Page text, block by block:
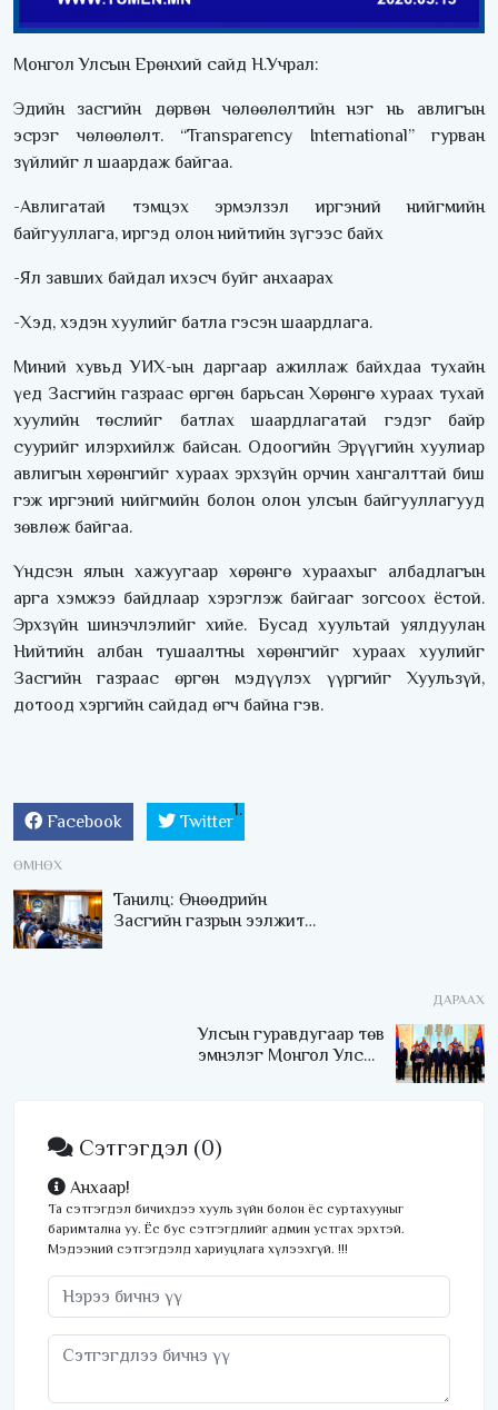
Монгол Улсын Ерөнхий сайд Н.Учрал:
Эдийн засгийн дөрвөн чөлөөлөлтийн нэг нь авлигын
эсрэг чөлөөлөлт. “Transparency International” гурван
зүйлийг л шаардаж байгаа.
-Авлигатай тэмцэх эрмэлзэл иргэний нийгмийн
байгууллага, иргэд олон нийтийн зүгээс байх
-Ял завших байдал ихэсч буйг анхаарах
-Хэд, хэдэн хуулийг батла гэсэн шаардлага.
Миний хувьд УИХ-ын даргаар ажиллаж байхдаа тухайн
үед Засгийн газраас өргөн барьсан Хөрөнгө хураах тухай
хуулийн төслийг батлах шаардлагатай гэдэг байр
суурийг илэрхийлж байсан. Одоогийн Эрүүгийн хуулиар
авлигын хөрөнгийг хураах эрхзүйн орчин хангалттай биш
гэж иргэний нийгмийн болон олон улсын байгууллагууд
зөвлөж байгаа.
Үндсэн ялын хажуугаар хөрөнгө хураахыг албадлагын
арга хэмжээ байдлаар хэрэглэж байгааг зогсоох ёстой.
Эрхзүйн шинэчлэлийг хийе. Бусад хуультай уялдуулан
Нийтийн албан тушаалтны хөрөнгийг хураах хуулийг
Засгийн газраас өргөн мэдүүлэх үүргийг Хуульзүй,
дотоод хэргийн сайдад өгч байна гэв.
Facebook Twitter
ӨМНӨХ
Танилц: Өнөөдрийн
Засгийн газрын ээлжит
ДАРААХ
Улсын гуравдугаар төв
эмнэлэг Монгол Улсын
Сэтгэгдэл (0)
Анхаар!
Та сэтгэгдэл бичихдээ хууль зүйн болон ёс суртахууныг
баримтална уу. Ёс бус сэтгэгдлийг админ устгах эрхтэй.
Мэдээний сэтгэгдэлд хариуцлага хүлээхгүй. !!!